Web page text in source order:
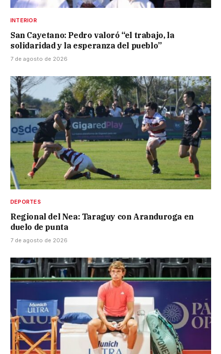
INTERIOR
San Cayetano: Pedro valoró “el trabajo, la
solidaridad y la esperanza del pueblo”
7 de agosto de 2026
DEPORTES
Regional del Nea: Taraguy con Aranduroga en
duelo de punta
7 de agosto de 2026